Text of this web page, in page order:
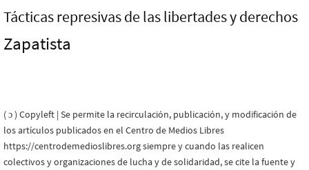
Tácticas represivas de las libertades y derechos
Zapatista
( ɔ ) Copyleft | Se permite la recirculación, publicación, y modificación de
los artículos publicados en el Centro de Medios Libres
https://centrodemedioslibres.org siempre y cuando las realicen
colectivos y organizaciones de lucha y de solidaridad, se cite la fuente y